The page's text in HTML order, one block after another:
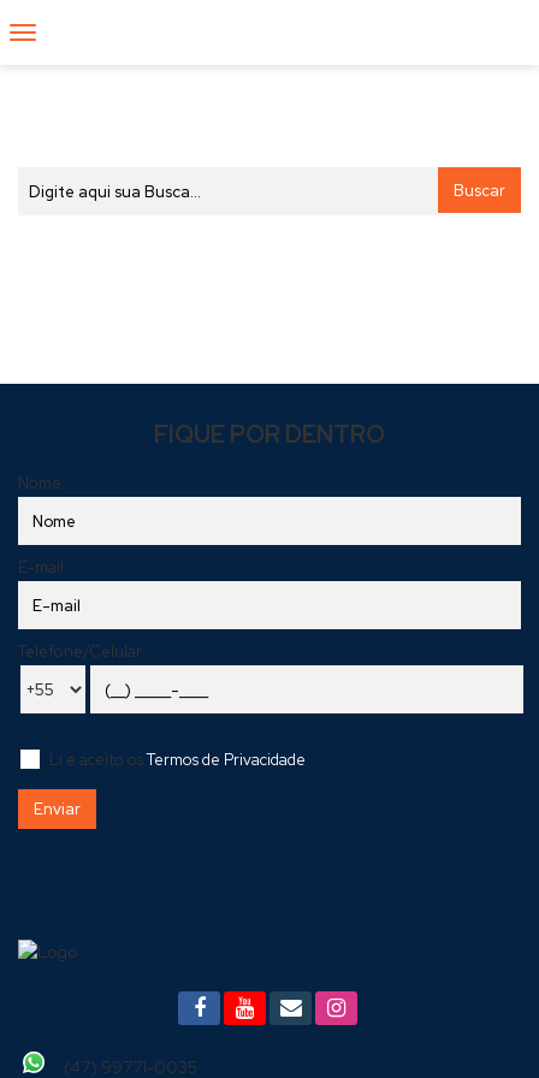
FIQUE POR DENTRO
Nome:
E-mail:
Telefone/Celular:
Li e aceito osTermos de Privacidade
(47) 99771-0035